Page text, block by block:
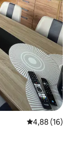
4,88 ud af 5 i
4,88 (16)